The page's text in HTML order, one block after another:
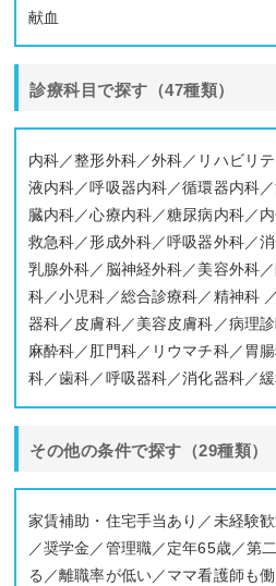
献血
診療科目で探す（47種類）
内科／整形外科／外科／リハビリ
液内科／呼吸器内科／循環器内科
臓内科／心療内科／糖尿病内科／
救急科／形成外科／呼吸器外科／
乳腺外科／脳神経外科／美容外科
科／小児科／総合診療科／精神科
器科／皮膚科／美容皮膚科／病理
麻酔科／肛門科／リウマチ科／胃
科／歯科／呼吸器科／消化器科／
その他の条件で探す（29種類）
家賃補助・住宅手当あり／未経験
／奨学金／管理職／定年65歳／第
る／離職率が低い／ママ看護師も